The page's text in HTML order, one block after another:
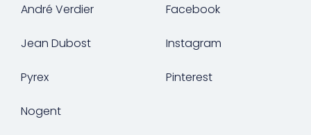
André Verdier
Jean Dubost
Pyrex
Nogent
Facebook
Instagram
Pinterest